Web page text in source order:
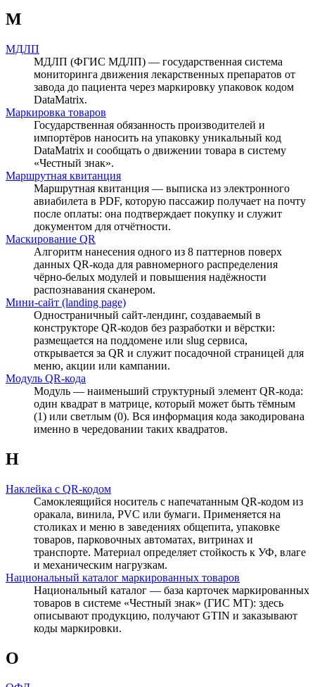
М
МДЛП
МДЛП (ФГИС МДЛП) — государственная система
мониторинга движения лекарственных препаратов от
завода до пациента через маркировку упаковок кодом
DataMatrix.
Маркировка товаров
Государственная обязанность производителей и
импортёров наносить на упаковку уникальный код
DataMatrix и сообщать о движении товара в систему
«Честный знак».
Маршрутная квитанция
Маршрутная квитанция — выписка из электронного
авиабилета в PDF, которую пассажир получает на почту
после оплаты: она подтверждает покупку и служит
документом для отчётности.
Маскирование QR
Алгоритм нанесения одного из 8 паттернов поверх
данных QR-кода для равномерного распределения
чёрно-белых модулей и повышения надёжности
распознавания сканером.
Мини-сайт (landing page)
Одностраничный сайт-лендинг, создаваемый в
конструкторе QR-кодов без разработки и вёрстки:
размещается на поддомене или slug сервиса,
открывается за QR и служит посадочной страницей для
меню, акции или кампании.
Модуль QR-кода
Модуль — наименьший структурный элемент QR-кода:
один квадрат в матрице, который может быть тёмным
(1) или светлым (0). Вся информация кода закодирована
именно в чередовании таких квадратов.
Н
Наклейка с QR-кодом
Самоклеящийся носитель с напечатанным QR-кодом из
оракала, винила, PVC или бумаги. Применяется на
столиках и меню в заведениях общепита, упаковке
товаров, парковочных автоматах, витринах и
транспорте. Материал определяет стойкость к УФ, влаге
и механическим нагрузкам.
Национальный каталог маркированных товаров
Национальный каталог — база карточек маркированных
товаров в системе «Честный знак» (ГИС МТ): здесь
описывают продукцию, получают GTIN и заказывают
коды маркировки.
О